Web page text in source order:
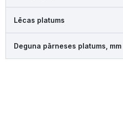
Lēcas platums
Deguna pārneses platums, mm